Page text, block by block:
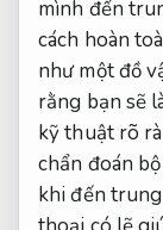
mình đến
cách hoàn
như một đồ
rằng bạn sẽ
kỹ thuật rõ
chẩn đoán
khi đến